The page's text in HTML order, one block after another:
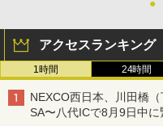
●
アクセスランキング
1時間 24時間
NEXCO西日本、川田橋
SA〜八代ICで8月9日中